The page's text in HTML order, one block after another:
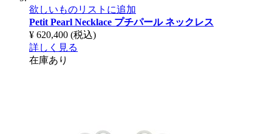
欲しいものリストに追加
Petit Pearl Necklace プチパール ネックレス
¥ 620,400 (税込)
詳しく見る
在庫あり